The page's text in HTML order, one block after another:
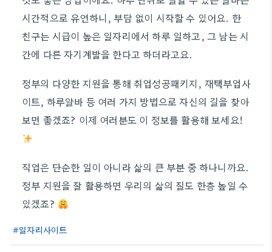
시간적으로 유연하니, 부담 없이 시작할 수 있어요. 한
친구는 시급이 높은 일자리에서 하루 일하고, 그 남는 시
간에 다른 자기계발을 한다고 하더라고요.
정부의 다양한 지원을 통해 취업성공패키지, 재택부업사
이트, 하루알바 등 여러 가지 방법으로 자신의 길을 찾아
보면 좋겠죠? 이제 여러분도 이 정보를 활용해 보세요!
직업은 단순한 일이 아니라 삶의 큰 부분 중 하나니까요.
정부 지원을 잘 활용하면 우리의 삶의 질도 한층 높일 수
있겠죠?
일자리사이트